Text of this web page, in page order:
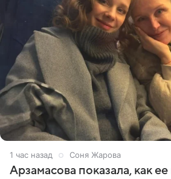
1 час назад Соня Жарова
Арзамасова показала, как